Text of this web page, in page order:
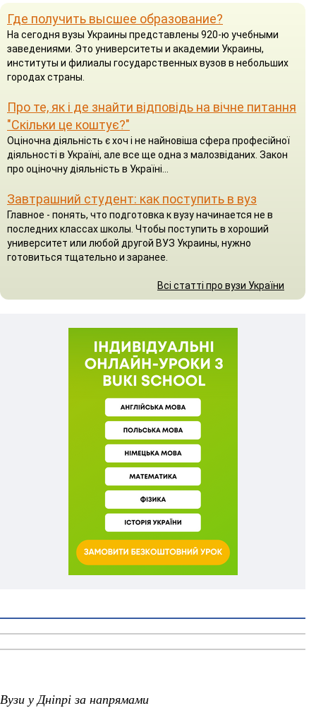
Где получить высшее образование?
На сегодня вузы Украины представлены 920-ю учебными
заведениями. Это университеты и академии Украины,
институты и филиалы государственных вузов в небольших
городах страны.
Про те, як і де знайти відповідь на вічне питання
"Скільки це коштує?"
Оціночна діяльність є хоч і не найновіша сфера професійної
діяльності в Україні, але все ще одна з малозвіданих. Закон
про оціночну діяльність в Україні...
Завтрашний студент: как поступить в вуз
Главное - понять, что подготовка к вузу начинается не в
последних классах школы. Чтобы поступить в хороший
университет или любой другой ВУЗ Украины, нужно
готовиться тщательно и заранее.
Всі статті про вузи України
Вузи у Дніпрі за напрямами